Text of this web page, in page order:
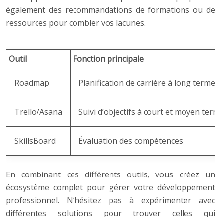
également des recommandations de formations ou de
ressources pour combler vos lacunes.
Outil Fonction principale
Roadmap Planification de carrière à long terme
Trello/Asana Suivi d’objectifs à court et moyen
SkillsBoard Évaluation des compétences
En combinant ces différents outils, vous créez un
écosystème complet pour gérer votre développement
professionnel. N’hésitez pas à expérimenter avec
différentes solutions pour trouver celles qui